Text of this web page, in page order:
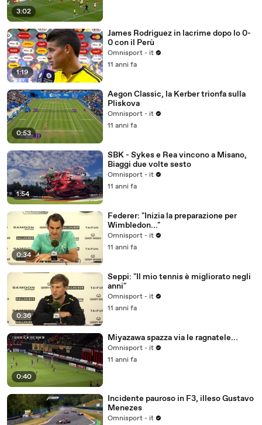
3:02
1:19
James Rodriguez in lacrime dopo lo 0-
0 con il Perù
Omnisport - it
11 anni fa
0:53
Aegon Classic, la Kerber trionfa sulla
Pliskova
Omnisport - it
11 anni fa
1:54
SBK - Sykes e Rea vincono a Misano,
Biaggi due volte sesto
Omnisport - it
11 anni fa
0:34
Federer: "Inizia la preparazione per
Wimbledon..."
Omnisport - it
11 anni fa
0:36
Seppi: "Il mio tennis è migliorato negli
anni"
Omnisport - it
11 anni fa
0:40
Miyazawa spazza via le ragnatele...
Omnisport - it
11 anni fa
Incidente pauroso in F3, illeso Gustavo
Menezes
Omnisport - it